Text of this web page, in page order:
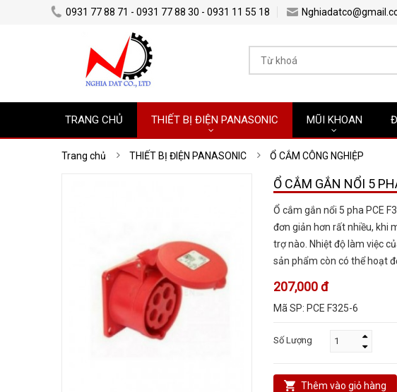
0931 77 88 71 - 0931 77 88 30 - 0931 11 55 18
TRANG CHỦ THIẾT BỊ ĐIỆN PANASONIC MŨI KHOAN
Trang chủ THIẾT BỊ ĐIỆN PANASONIC Ổ CẮM CÔNG NGHIỆP
Ổ CẮM GẮN NỔI 5
Ổ cắm gắn nổi 5 pha PCE
đơn giản hơn rất nhiều, khi
trợ nào. Nhiệt độ làm việc
sản phẩm còn có thể hoạt
207,000 đ
Mã SP: PCE F325-6
Số Lượng
Thêm vào giỏ hàng